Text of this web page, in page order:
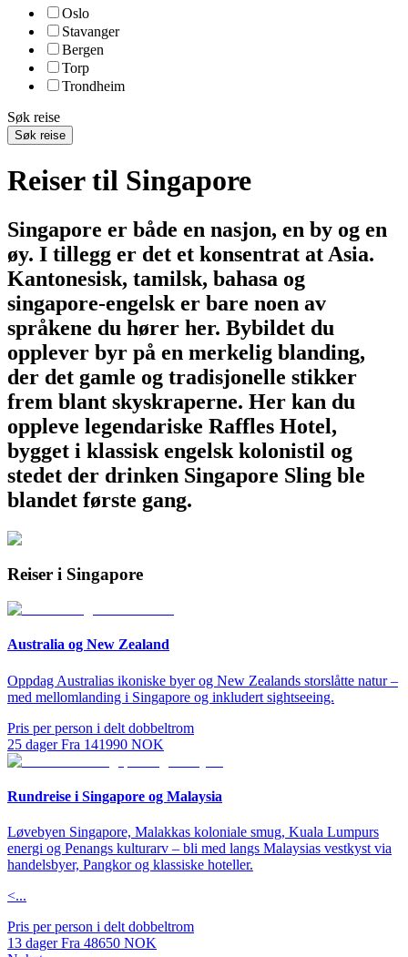
Oslo
Stavanger
Bergen
Torp
Trondheim
Søk reise
Søk reise
Reiser til Singapore
Singapore er både en nasjon, en by og en
øy. I tillegg er det et konsentrat at Asia.
Kantonesisk, tamilsk, bahasa og
singapore-engelsk er bare noen av
språkene du hører her. Bybildet du
opplever byr på en merkelig blanding,
der det gamle og tradisjonelle stikker
frem blant skyskraperne. Her kan du
oppleve legendariske Raffles Hotel,
bygget i klassisk engelsk kolonistil og
stedet der drinken Singapore Sling ble
blandet første gang.
Reiser i Singapore
Australia og New Zealand
Oppdag Australias ikoniske byer og New Zealands storslåtte natur –
med mellomlanding i Singapore og inkludert sightseeing.
Pris per person i delt dobbeltrom
25 dager Fra 141990 NOK
Rundreise i Singapore og Malaysia
Løvebyen Singapore, Malakkas koloniale smug, Kuala Lumpurs
energi og Penangs kulturarv – bli med langs Malaysias vestkyst via
handelsbyer, Pangkor og klassiske hoteller.
<...
Pris per person i delt dobbeltrom
13 dager Fra 48650 NOK